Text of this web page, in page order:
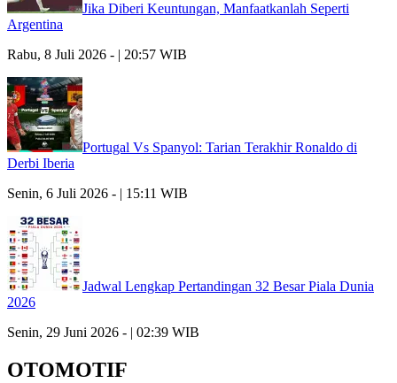
Jika Diberi Keuntungan, Manfaatkanlah Seperti
Argentina
Rabu, 8 Juli 2026 - | 20:57 WIB
Portugal Vs Spanyol: Tarian Terakhir Ronaldo di
Derbi Iberia
Senin, 6 Juli 2026 - | 15:11 WIB
Jadwal Lengkap Pertandingan 32 Besar Piala Dunia
2026
Senin, 29 Juni 2026 - | 02:39 WIB
OTOMOTIF